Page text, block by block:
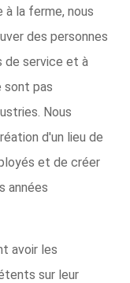
la ferme, nous
des personnes
de service et à
sont pas
Nous
d'un lieu de
et de créer
années
avoir les
sur leur